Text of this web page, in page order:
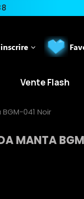
Vente Flash
041 Noir
MANTA